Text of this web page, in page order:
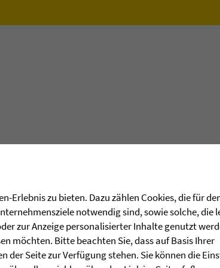
Erlebnis zu bieten. Dazu zählen Cookies, die für
notwendig sind, sowie solche, die
zur Anzeige personalisierter Inhalte genutzt
möchten. Bitte beachten Sie, dass auf Basis Ihrer
Seite zur Verfügung stehen. Sie können die